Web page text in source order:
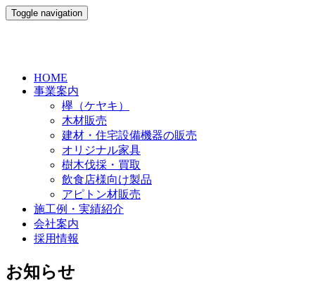
Toggle navigation
HOME
事業案内
欅（ケヤキ）
木材販売
建材・住宅設備機器の販売
オリジナル家具
樹木伐採・買取
飲食店様向け製品
アピトン材販売
施工例・実績紹介
会社案内
採用情報
お知らせ